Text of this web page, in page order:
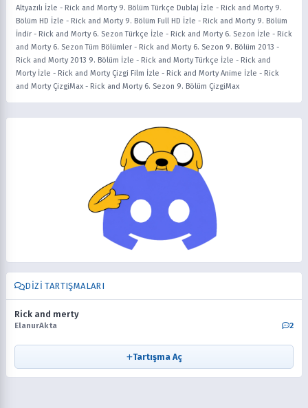
Altyazılı İzle - Rick and Morty 9. Bölüm Türkçe Dublaj İzle - Rick and Morty 9.
Bölüm HD İzle - Rick and Morty 9. Bölüm Full HD İzle - Rick and Morty 9. Bölüm
İndir - Rick and Morty 6. Sezon Türkçe İzle - Rick and Morty 6. Sezon İzle - Rick
and Morty 6. Sezon Tüm Bölümler - Rick and Morty 6. Sezon 9. Bölüm 2013 -
Rick and Morty 2013 9. Bölüm İzle - Rick and Morty Türkçe İzle - Rick and
Morty İzle - Rick and Morty Çizgi Film İzle - Rick and Morty Anime İzle - Rick
and Morty ÇizgiMax - Rick and Morty 6. Sezon 9. Bölüm ÇizgiMax
DIZI TARTIŞMALARI
Rick and merty
ElanurAkta 2
Tartışma Aç